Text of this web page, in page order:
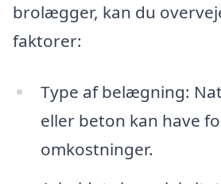
brolægger, kan du
faktorer:
Type af belægning:
eller beton kan have
omkostninger.